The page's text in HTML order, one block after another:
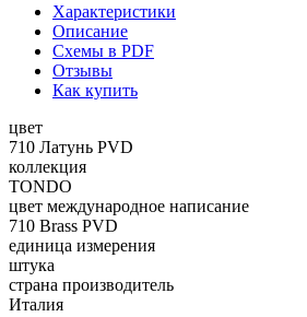
Характеристики
Описание
Схемы в PDF
Отзывы
Как купить
цвет
710 Латунь PVD
коллекция
TONDO
цвет международное написание
710 Brass PVD
единица измерения
штука
страна производитель
Италия